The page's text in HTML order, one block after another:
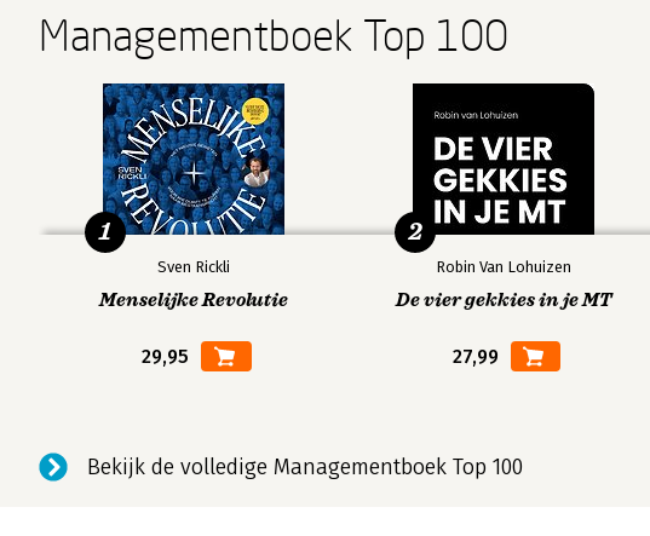
Managementboek Top 100
Sven Rickli
Menselijke Revolutie
29,95
1
Robin Van Lohuizen
De vier gekkies in je MT
27,99
2
Bekijk de volledige Managementboek Top 100